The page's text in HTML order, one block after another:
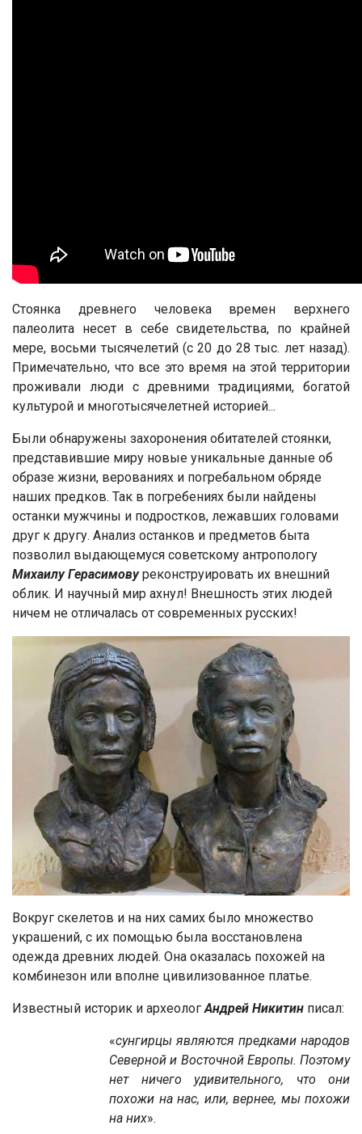
Стоянка древнего человека времен верхнего
палеолита несет в себе свидетельства, по крайней
мере, восьми тысячелетий (с 20 до 28 тыс. лет назад).
Примечательно, что все это время на этой территории
проживали люди с древними традициями, богатой
культурой и многотысячелетней историей...
Были обнаружены захоронения обитателей стоянки,
представившие миру новые уникальные данные об
образе жизни, верованиях и погребальном обряде
наших предков. Так в погребениях были найдены
останки мужчины и подростков, лежавших головами
друг к другу. Анализ останков и предметов быта
позволил выдающемуся советскому антропологу
Михаилу Герасимовуреконструировать их внешний
облик. И научный мир ахнул! Внешность этих людей
ничем не отличалась от современных русских!
Вокруг скелетов и на них самих было множество
украшений, с их помощью была восстановлена
одежда древних людей. Она оказалась похожей на
комбинезон или вполне цивилизованное платье.
Известный историк и археологАндрей Никитин писал:
«сунгирцы являются предками народов
Северной и Восточной Европы. Поэтому
нет ничего удивительного, что они
похожи на нас, или, вернее, мы похожи
на них».